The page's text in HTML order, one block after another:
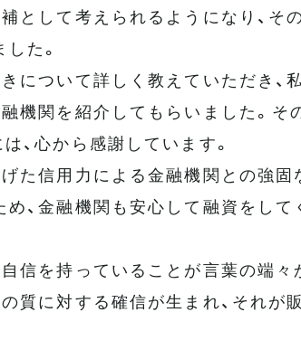
として考えられるようになり、そ
た。
について詳しく教えていただき、
機関を紹介してもらいました。そ
、心から感謝しています。
た信用力による金融機関との強固
、金融機関も安心して融資をし
信を持っていることが言葉の端々
質に対する確信が生まれ、それが